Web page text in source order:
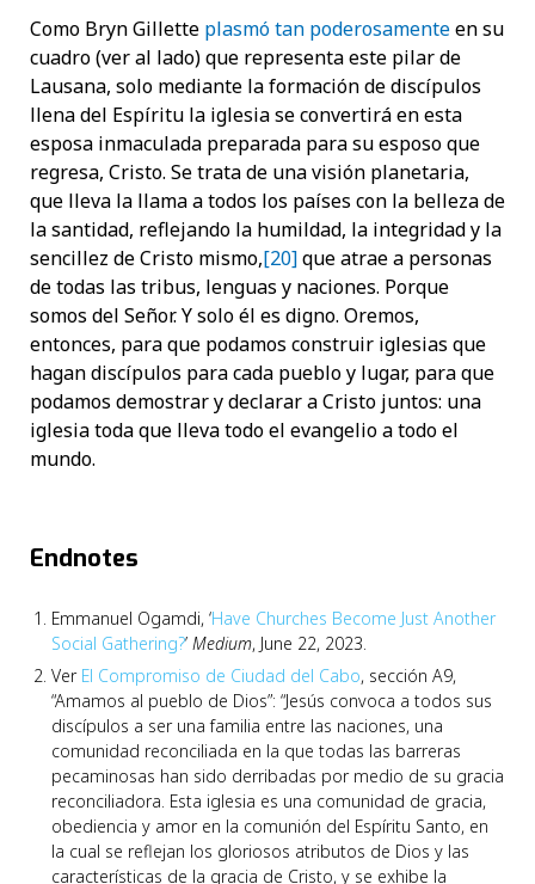
Como Bryn Gillette plasmó tan poderosamenteen su
cuadro (ver al lado) que representa este pilar de
Lausana, solo mediante la formación de discípulos
llena del Espíritu la iglesia se convertirá en esta
esposa inmaculada preparada para su esposo que
regresa, Cristo. Se trata de una visión planetaria,
que lleva la llama a todos los países con la belleza de
la santidad, reflejando la humildad, la integridad y la
sencillez de Cristo mismo,[20]que atrae a personas
de todas las tribus, lenguas y naciones. Porque
somos del Señor. Y solo él es digno. Oremos,
entonces, para que podamos construir iglesias que
hagan discípulos para cada pueblo y lugar, para que
podamos demostrar y declarar a Cristo juntos: una
iglesia toda que lleva todo el evangelio a todo el
mundo.
Endnotes
Emmanuel Ogamdi, ‘Have Churches Become Just Another
Social Gathering?’ Medium, June 22, 2023.
Ver El Compromiso de Ciudad del Cabo, sección A9,
“Amamos al pueblo de Dios”: “Jesús convoca a todos sus
discípulos a ser una familia entre las naciones, una
comunidad reconciliada en la que todas las barreras
pecaminosas han sido derribadas por medio de su gracia
reconciliadora. Esta iglesia es una comunidad de gracia,
obediencia y amor en la comunión del Espíritu Santo, en
la cual se reflejan los gloriosos atributos de Dios y las
características de la gracia de Cristo, y se exhibe la